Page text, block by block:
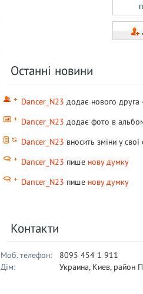
Останні новини
Dancer_N23 додає нового друга
Dancer_N23 додає фото в
Dancer_N23 вносить зміни у свої
Dancer_N23 пише нову думку
Dancer_N23 пише нову думку
Контакти
Моб. телефон:
8095 454 1 911
Дім:
Украина, Киев, район